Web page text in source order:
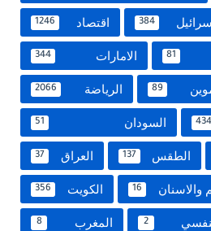
اسرائيل 384 اقتصاد 1246
81 الامارات 344
89 الرياضة 2066
434 السودان 51
الطقس 137 العراق 37
والاسنان 16 الكويت 356
2 المغرب 8